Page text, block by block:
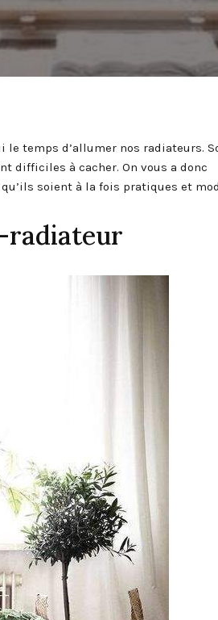
temps d’allumer nos radiateurs.
difficiles à cacher. On vous a donc
soient à la fois pratiques et
radiateur